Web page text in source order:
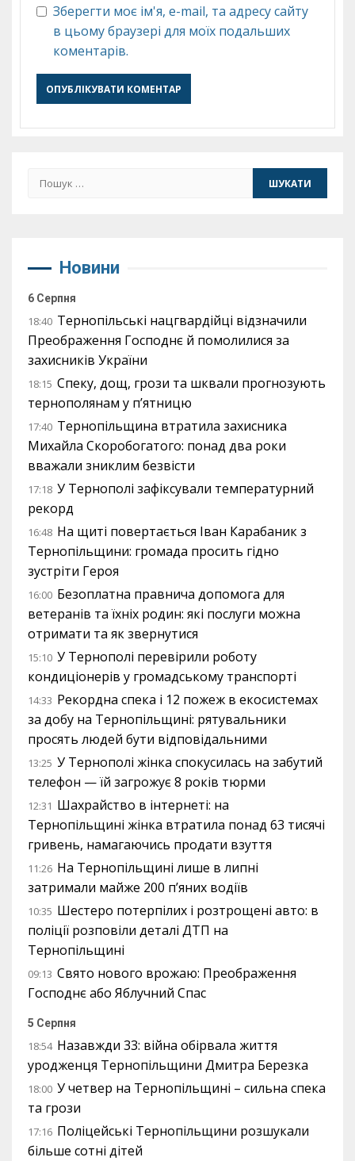
Зберегти моє ім'я, e-mail, та адресу сайту
в цьому браузері для моїх подальших
коментарів.
Пошук:
Новини
6 Серпня
18:40 Тернопільські нацгвардійці відзначили
Преображення Господнє й помолилися за
захисників України
18:15 Спеку, дощ, грози та шквали прогнозують
тернополянам у п’ятницю
17:40 Тернопільщина втратила захисника
Михайла Скоробогатого: понад два роки
вважали зниклим безвісти
17:18 У Тернополі зафіксували температурний
рекорд
16:48 На щиті повертається Іван Карабаник з
Тернопільщини: громада просить гідно
зустріти Героя
16:00 Безоплатна правнича допомога для
ветеранів та їхніх родин: які послуги можна
отримати та як звернутися
15:10 У Тернополі перевірили роботу
кондиціонерів у громадському транспорті
14:33 Рекордна спека і 12 пожеж в екосистемах
за добу на Тернопільщині: рятувальники
просять людей бути відповідальними
13:25 У Тернополі жінка спокусилась на забутий
телефон — їй загрожує 8 років тюрми
12:31 Шахрайство в інтернеті: на
Тернопільщині жінка втратила понад 63 тисячі
гривень, намагаючись продати взуття
11:26 На Тернопільщині лише в липні
затримали майже 200 п’яних водіїв
10:35 Шестеро потерпілих і розтрощені авто: в
поліції розповіли деталі ДТП на
Тернопільщині
09:13 Свято нового врожаю: Преображення
Господнє або Яблучний Спас
5 Серпня
18:54 Назавжди 33: війна обірвала життя
уродженця Тернопільщини Дмитра Березка
18:00 У четвер на Тернопільщині – сильна спека
та грози
17:16 Поліцейські Тернопільщини розшукали
більше сотні дітей